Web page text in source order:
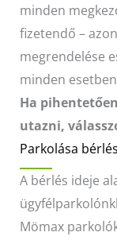
minden
fizetendő –
megrendelése
minden
Ha
utazni,
Parkolása
A bérlés ideje
Mömax